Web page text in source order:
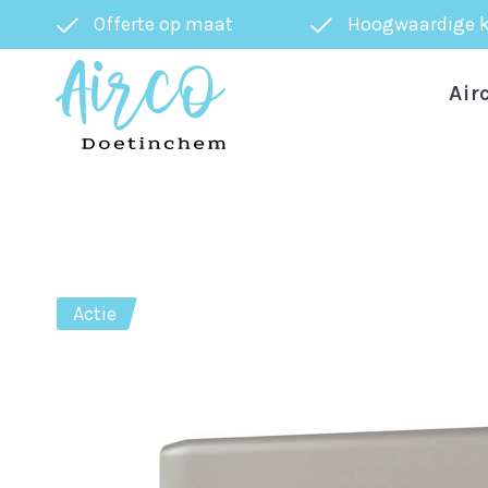
Offerte op maat Hoogwaardige
Actie